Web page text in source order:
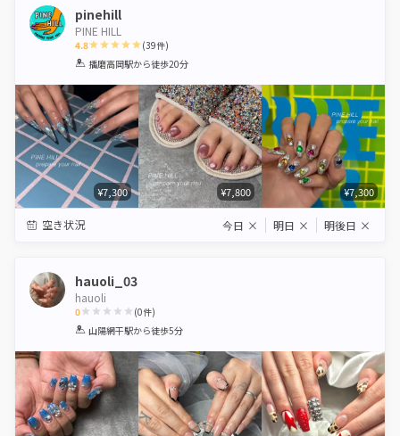
pinehill
PINE HILL
4.8
1 2 3 4 5
(39件)
播磨高岡駅から徒歩20分
¥7,300 ¥7,800 ¥7,300
空き状況 今日 × 明日 × 明後日 ×
hauoli_03
hauoli
0
1 2 3 4 5
(0件)
山陽網干駅から徒歩5分